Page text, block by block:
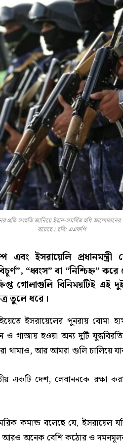
সংহতি জানিয়ে ইরান-সমর্থিত হুথি আন্দোলনের
রয়েছে। ছবি: এএফপি
এবং ইসরায়েলি প্রধানমন্ত্রী
“ধ্বংস” বা “নিশ্চিহ্ন”
গোলাগুলি বিনিময়টিই এই
তুলে ধরে।
ইসরায়েলের পুনরায় বোমা
ও গাজায় হওয়া অন্য দুটি
থামাও, আর আমরা গুলি চালিয়ে
একটি দেশ, লেবাননকে রক্ষা
কমান্ড বলেছে যে, ইসরায়েল
অনেক বেশি কঠোর ও দমনমূলক